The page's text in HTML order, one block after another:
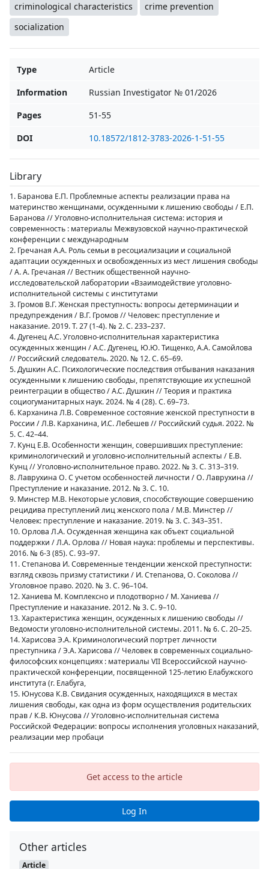
criminological characteristics
crime prevention
socialization
Type
Article
Information
Russian Investigator № 01/2026
Pages
51-55
DOI
10.18572/1812-3783-2026-1-51-55
Library
1. Баранова Е.П. Проблемные аспекты реализации права на
материнство женщинами, осужденными к лишению свободы / Е.П.
Баранова // Уголовно-исполнительная система: история и
современность : материалы Межвузовской научно-практической
конференции с международным
2. Гречаная А.А. Роль семьи в ресоциализации и социальной
адаптации осужденных и освобожденных из мест лишения свободы
/ А. А. Гречаная // Вестник общественной научно-
исследовательской лаборатории «Взаимодействие уголовно-
исполнительной системы с институтами
3. Громов В.Г. Женская преступность: вопросы детерминации и
предупреждения / В.Г. Громов // Человек: преступление и
наказание. 2019. Т. 27 (1-4). № 2. С. 233–237.
4. Дугенец А.С. Уголовно-исполнительная характеристика
осужденных женщин / А.С. Дугенец, Ю.Ю. Тищенко, А.А. Самойлова
// Российский следователь. 2020. № 12. С. 65–69.
5. Душкин А.С. Психологические последствия отбывания наказания
осужденными к лишению свободы, препятствующие их успешной
реинтеграции в общество / А.С. Душкин // Теория и практика
социогуманитарных наук. 2024. № 4 (28). С. 69–73.
6. Карханина Л.В. Современное состояние женской преступности в
России / Л.В. Карханина, И.С. Лебешев // Российский судья. 2022. №
5. С. 42–44.
7. Кунц Е.В. Особенности женщин, совершивших преступление:
криминологический и уголовно-исполнительный аспекты / Е.В.
Кунц // Уголовно-исполнительное право. 2022. № 3. С. 313–319.
8. Лаврухина О. С учетом особенностей личности / О. Лаврухина //
Преступление и наказание. 2012. № 3. С. 10.
9. Минстер М.В. Некоторые условия, способствующие совершению
рецидива преступлений лиц женского пола / М.В. Минстер //
Человек: преступление и наказание. 2019. № 3. С. 343–351.
10. Орлова Л.А. Осужденная женщина как объект социальной
поддержки / Л.А. Орлова // Новая наука: проблемы и перспективы.
2016. № 6-3 (85). С. 93–97.
11. Степанова И. Современные тенденции женской преступности:
взгляд сквозь призму статистики / И. Степанова, О. Соколова //
Уголовное право. 2020. № 3. С. 96–104.
12. Ханиева М. Комплексно и плодотворно / М. Ханиева //
Преступление и наказание. 2012. № 3. С. 9–10.
13. Характеристика женщин, осужденных к лишению свободы //
Ведомости уголовно-исполнительной системы. 2011. № 6. С. 20–25.
14. Харисова Э.А. Криминологический портрет личности
преступника / Э.А. Харисова // Человек в современных социально-
философских концепциях : материалы VII Всероссийской научно-
практической конференции, посвященной 125-летию Елабужского
института (г. Елабуга,
15. Юнусова К.В. Свидания осужденных, находящихся в местах
лишения свободы, как одна из форм осуществления родительских
прав / К.В. Юнусова // Уголовно-исполнительная система
Российской Федерации: вопросы исполнения уголовных наказаний,
реализации мер пробаци
Get access to the article
Log In
Other articles
Article